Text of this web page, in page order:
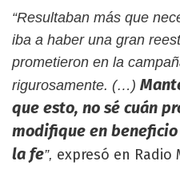
“Resultaban más que
iba a haber una gran
prometieron en la
rigurosamente. (…)
que esto, no sé cuán
modifique en
la fe”, expresó en Radio